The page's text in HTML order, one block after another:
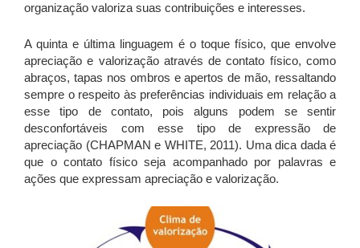
organização valoriza suas contribuições e interesses.
A quinta e última linguagem é o toque físico, que envolve
apreciação e valorização através de contato físico, como
abraços, tapas nos ombros e apertos de mão, ressaltando
sempre o respeito às preferências individuais em relação a
esse tipo de contato, pois alguns podem se sentir
desconfortáveis com esse tipo de expressão de
apreciação (CHAPMAN e WHITE, 2011). Uma dica dada é
que o contato físico seja acompanhado por palavras e
ações que expressam apreciação e valorização.